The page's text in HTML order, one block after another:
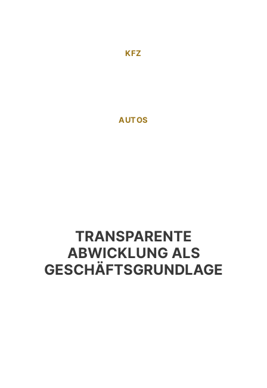
KFZ
AUTOS
TRANSPARENTE
ABWICKLUNG ALS
GESCHÄFTSGRUNDLAGE